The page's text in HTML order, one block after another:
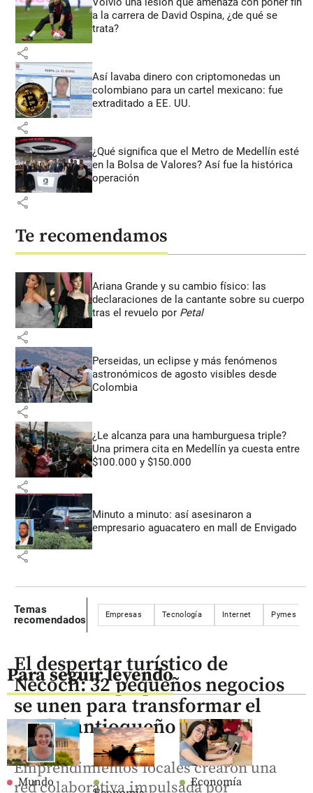
a la carrera de David Ospina, ¿de qué se
trata?
share
Así lavaba dinero con criptomonedas un
colombiano para un cartel mexicano: fue
extraditado a EE. UU.
share
¿Qué significa que el Metro de Medellín esté
en la Bolsa de Valores? Así fue la histórica
operación
share
Te recomendamos
Ariana Grande y su cambio físico: las
declaraciones de la cantante sobre su cuerpo
tras el revuelo por Petal
share
Perseidas, un eclipse y más fenómenos
astronómicos de agosto visibles desde
Colombia
share
¿Le alcanza para una hamburguesa triple?
Una primera cita en Medellín ya cuesta entre
$100.000 y $150.000
share
Minuto a minuto: así asesinaron a
empresario aguacatero en mall de Envigado
share
Temas
recomendados
Empresas Tecnología Internet Pymes
Para seguir leyendo
Mundo Economía
El despertar turístico de
Necoclí: 32 pequeños negocios
se unen para transformar el
Urabá antioqueño
Emprendimientos locales crearon una
red colaborativa impulsada por